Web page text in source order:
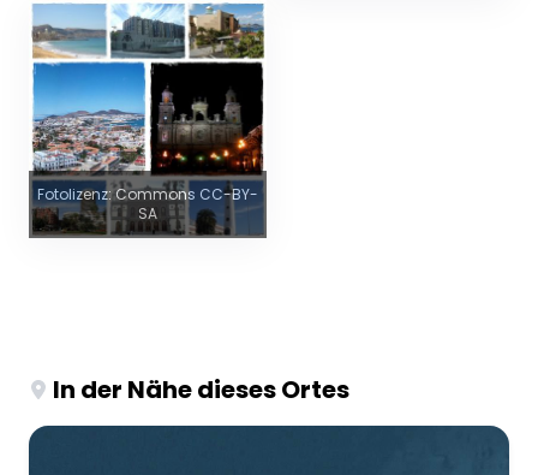
Fotolizenz: Commons CC-BY-
SA
In der Nähe dieses Ortes